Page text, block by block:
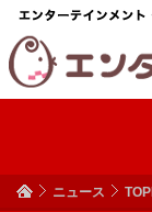
ニュース